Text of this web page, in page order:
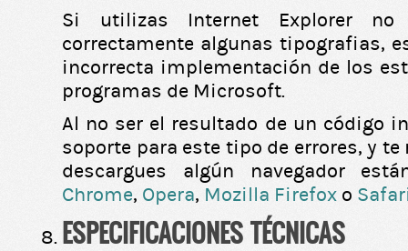
Si utilizas Internet Explorer no
correctamente algunas tipografias,
incorrecta implementación de los
programas de Microsoft.
Al no ser el resultado de un código
soporte para este tipo de errores, y
descargues algún navegador
Chrome, Opera, Mozilla Firefox o
ESPECIFICACIONES TÉCNICAS